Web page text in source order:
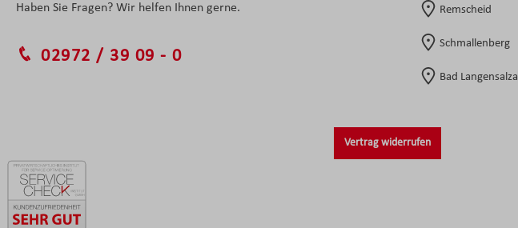
Haben Sie Fragen? Wir helfen Ihnen gerne.
02972 / 39 09 - 0
Vertrag widerrufen
Remscheid
Schmallenberg
Bad Langensalza